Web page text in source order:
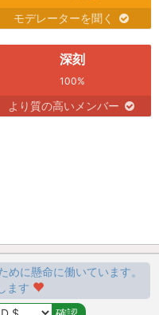
モデレーターを聞く
深刻
100%
より質の高いメンバー
めに懸命に働いています。
ます